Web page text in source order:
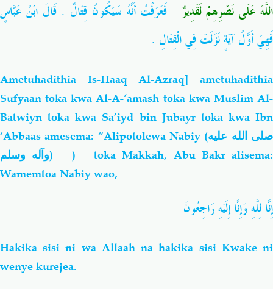
اللَّهَ عَلَى نَصْرِهِمْ لَقَدِيرٌ
‏ فَعَرَفْتُ أَنَّهُ سَيَكُونُ قِتَالٌ ‏.‏ قَالَ ابْنُ عَبَّاسٍ
فَهِيَ أَوَّلُ آيَةٍ نَزَلَتْ فِي الْقِتَالِ ‏.‏
Ametuhadithia Is-Haaq Al-Azraq] ametuhadithia
Sufyaan toka kwa Al-A-‘amash toka kwa Muslim Al-
Batwiyn toka kwa Sa’iyd bin Jubayr toka kwa Ibn
‘Abbaas amesema: “Alipotolewa Nabiy (صلى الله عليه
وآله وسلم) ) toka Makkah, Abu Bakr alisema:
Wamemtoa Nabiy wao,
إِنَّا لِلَّهِ وَإِنَّا إِلَيْهِ رَاجِعُونَ
Hakika sisi ni wa Allaah na hakika sisi Kwake ni
wenye kurejea.